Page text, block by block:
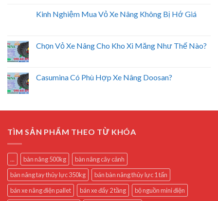
Kinh Nghiệm Mua Vỏ Xe Nâng Không Bị Hớ Giá
Chọn Vỏ Xe Nâng Cho Kho Xi Măng Như Thế Nào?
Casumina Có Phù Hợp Xe Nâng Doosan?
TÌM SẢN PHẨM THEO TỪ KHÓA
... bàn nâng 500kg
bàn nâng cây cảnh
bàn nâng tay thủy lực 350kg
bán bàn nâng thủy lực 1 tấn
bán xe nâng điện pallet
bán xe đẩy 2 tầng
bộ nguồn mini điện